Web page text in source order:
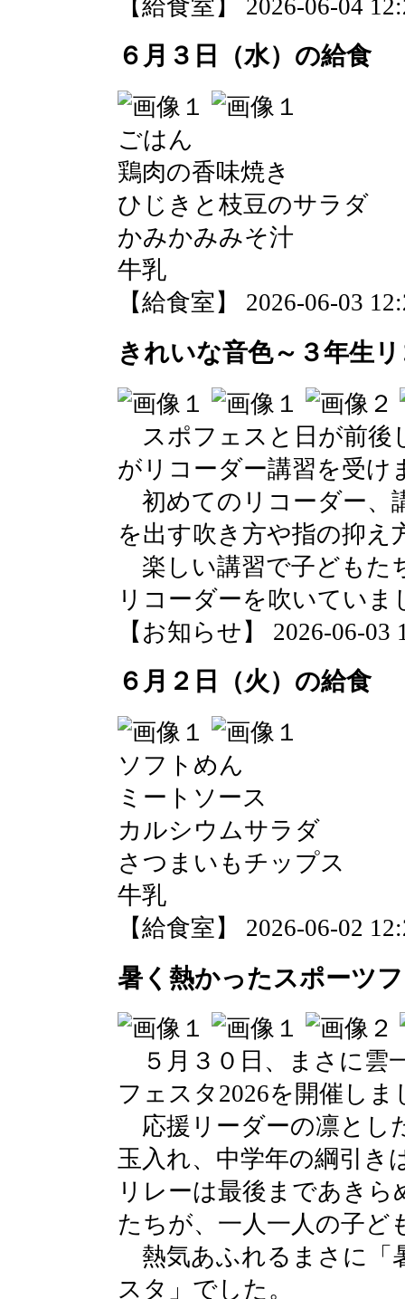
【給食室】 2026-06-04
６月３日（水）の給食
ごはん
鶏肉の香味焼き
ひじきと枝豆のサラダ
かみかみみそ汁
牛乳
【給食室】 2026-06-03
きれいな音色～３年生
スポフェスと日が前後
がリコーダー講習を受け
初めてのリコーダー、
を出す吹き方や指の抑
楽しい講習で子どもた
リコーダーを吹いていま
【お知らせ】 2026-06-03
６月２日（火）の給食
ソフトめん
ミートソース
カルシウムサラダ
さつまいもチップス
牛乳
【給食室】 2026-06-02
暑く熱かったスポーツ
５月３０日、まさに雲
フェスタ2026を開催しま
応援リーダーの凛とし
玉入れ、中学年の綱引き
リレーは最後まであき
たちが、一人一人の子ど
熱気あふれるまさに「
スタ」でした。